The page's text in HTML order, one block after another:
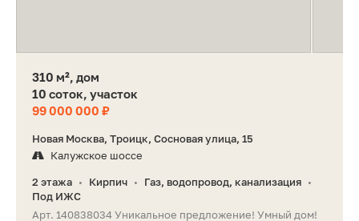
310 м², дом
10 соток, участок
99 000 000 ₽
Новая Москва, Троицк, Сосновая улица, 15
Калужское шоссе
2 этажа • Кирпич • Газ, водопровод, канализация •
Под ИЖС
Арт. 140838034 Уникальное предложение! Умный дом!